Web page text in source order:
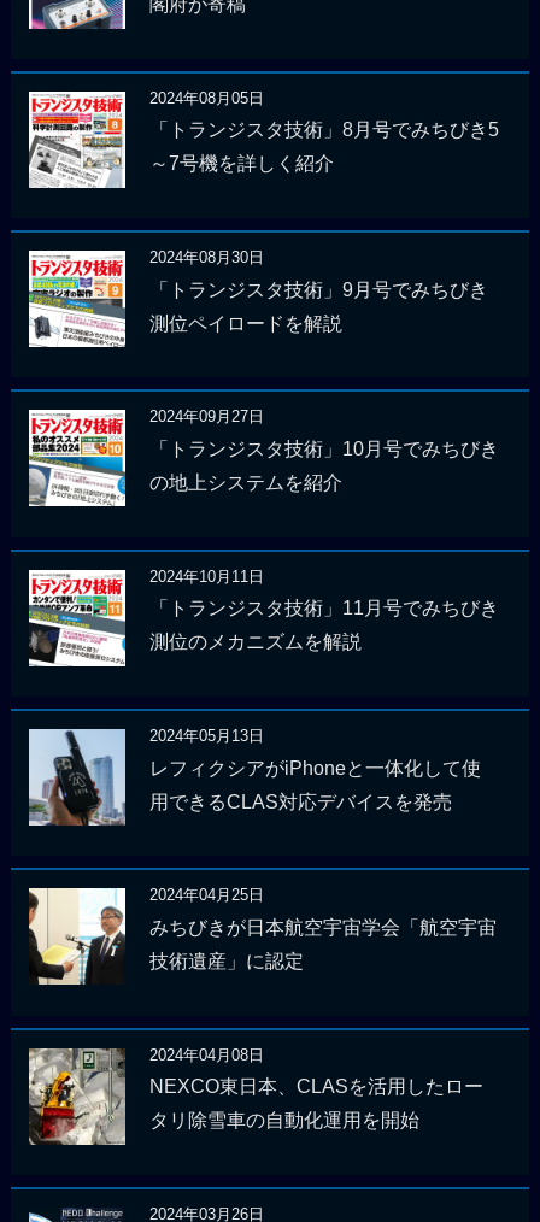
閣府が寄稿
2024年08月05日
「トランジスタ技術」8月号でみちびき5
～7号機を詳しく紹介
2024年08月30日
「トランジスタ技術」9月号でみちびき
測位ペイロードを解説
2024年09月27日
「トランジスタ技術」10月号でみちびき
の地上システムを紹介
2024年10月11日
「トランジスタ技術」11月号でみちびき
測位のメカニズムを解説
2024年05月13日
レフィクシアがiPhoneと一体化して使
用できるCLAS対応デバイスを発売
2024年04月25日
みちびきが日本航空宇宙学会「航空宇宙
技術遺産」に認定
2024年04月08日
NEXCO東日本、CLASを活用したロー
タリ除雪車の自動化運用を開始
2024年03月26日